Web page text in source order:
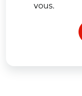
vous.